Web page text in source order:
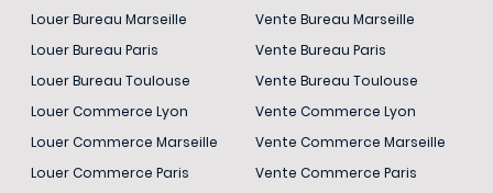
Louer Bureau Marseille
Louer Bureau Paris
Louer Bureau Toulouse
Louer Commerce Lyon
Louer Commerce Marseille
Louer Commerce Paris
Vente Bureau Marseille
Vente Bureau Paris
Vente Bureau Toulouse
Vente Commerce Lyon
Vente Commerce Marseille
Vente Commerce Paris